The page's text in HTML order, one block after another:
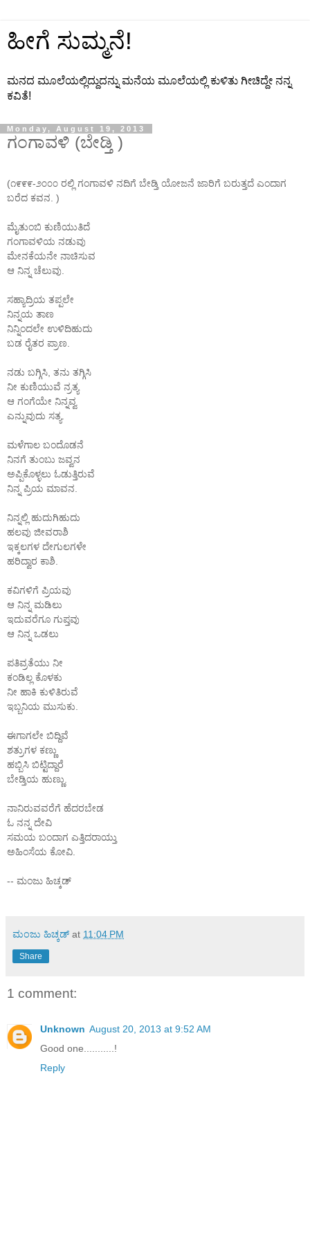
ಹೀಗೆ ಸುಮ್ಮನೆ!
ಮನದ ಮೂಲೆಯಲ್ಲಿದ್ದುದನ್ನು ಮನೆಯ ಮೂಲೆಯಲ್ಲಿ ಕುಳಿತು ಗೀಚಿದ್ದೇ ನನ್ನ
ಕವಿತೆ!
Monday, August 19, 2013
ಗಂಗಾವಳಿ (ಬೇಡ್ತಿ )
(೧೯೯೯-೨೦೦೦ ರಲ್ಲಿ ಗಂಗಾವಳಿ ನದಿಗೆ ಬೇಡ್ತಿ ಯೋಜನೆ ಜಾರಿಗೆ ಬರುತ್ತದೆ ಎಂದಾಗ
ಬರೆದ ಕವನ. )
ಮೈತುಂಬಿ ಕುಣಿಯುತಿದೆ
ಗಂಗಾವಳಿಯ ನಡುವು
ಮೇನಕೆಯನೇ ನಾಚಿಸುವ
ಆ ನಿನ್ನ ಚೆಲುವು.
ಸಹ್ಯಾದ್ರಿಯ ತಪ್ಪಲೇ
ನಿನ್ನಯ ತಾಣ
ನಿನ್ನಿಂದಲೇ ಉಳಿದಿಹುದು
ಬಡ ರೈತರ ಪ್ರಾಣ.
ನಡು ಬಗ್ಗಿಸಿ, ತನು ತಗ್ಗಿಸಿ
ನೀ ಕುಣಿಯುವೆ ನ್ರತ್ಯ
ಆ ಗಂಗೆಯೇ ನಿನ್ನವ್ವ
ಎನ್ನುವುದು ಸತ್ಯ.
ಮಳೆಗಾಲ ಬಂದೊಡನೆ
ನಿನಗೆ ತುಂಬು ಜವ್ವನ
ಅಪ್ಪಿಕೊಳ್ಳಲು ಓಡುತ್ತಿರುವೆ
ನಿನ್ನ ಪ್ರಿಯ ಮಾವನ.
ನಿನ್ನಲ್ಲಿ ಹುದುಗಿಹುದು
ಹಲವು ಜೀವರಾಶಿ
ಇಕ್ಕಲಗಳ ದೇಗುಲಗಳೇ
ಹರಿದ್ವಾರ ಕಾಶಿ.
ಕವಿಗಳಿಗೆ ಪ್ರಿಯವು
ಆ ನಿನ್ನ ಮಡಿಲು
ಇದುವರೆಗೂ ಗುಪ್ತವು
ಆ ನಿನ್ನ ಒಡಲು
ಪತಿವ್ರತೆಯು ನೀ
ಕಂಡಿಲ್ಲ ಕೊಳಕು
ನೀ ಹಾಕಿ ಕುಳಿತಿರುವೆ
ಇಬ್ಬನಿಯ ಮುಸುಕು.
ಈಗಾಗಲೇ ಬಿದ್ದಿವೆ
ಶತ್ರುಗಳ ಕಣ್ಣು
ಹಬ್ಬಿಸಿ ಬಿಟ್ಟಿದ್ದಾರೆ
ಬೇಡ್ತಿಯ ಹುಣ್ಣು.
ನಾನಿರುವವರೆಗೆ ಹೆದರಬೇಡ
ಓ ನನ್ನ ದೇವಿ
ಸಮಯ ಬಂದಾಗ ಎತ್ತಿದರಾಯ್ತು
ಅಹಿಂಸೆಯ ಕೋವಿ.
-- ಮಂಜು ಹಿಚ್ಕಡ್
ಮಂಜು ಹಿಚ್ಕಡ್ at 11:04 PM
Share
1 comment:
Unknown August 20, 2013 at 9:52 AM
Good one...........!
Reply